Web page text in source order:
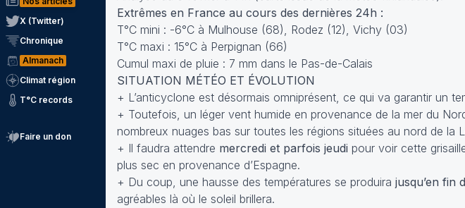
X (Twitter)
Chronique
Almanach
Climat région
T°C records
Faire un don
Extrêmes en France au cours des dernières 24h :
T°C mini : -6°C à Mulhouse (68), Rodez (12), Vichy (03)
T°C maxi : 15°C à Perpignan (66)
Cumul maxi de pluie : 7 mm dans le Pas-de-Calais
SITUATION MÉTÉO ET ÉVOLUTION
+ L’anticyclone est désormais omniprésent, ce qui va garantir un
+ Toutefois, un léger vent humide en provenance de la mer du
nombreux nuages bas sur toutes les régions situées au nord de la
+ Il faudra attendre mercredi et parfois jeudi pour voir cette
plus sec en provenance d’Espagne.
+ Du coup, une hausse des températures se produira jusqu’en fin
agréables là où le soleil brillera.